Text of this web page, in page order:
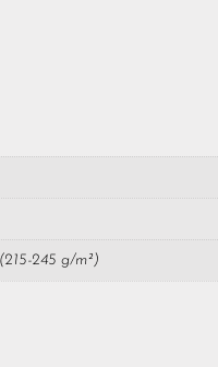
245 g/m²)